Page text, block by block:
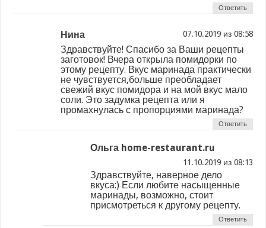
Ответить
Нина из
Здравствуйте! Спасибо за Ваши рецепты
заготовок! Вчера открыла помидорки по
этому рецепту. Вкус маринада практически
не чувствуется,больше преобладает
свежий вкус помидора и на мой вкус мало
соли. Это задумка рецепта или я
промахнулась с пропорциями маринада?
Ответить
Ольга home-restaurant.ru
из
Здравствуйте, наверное дело
вкуса:) Если любите насыщенные
маринады, возможно, стоит
присмотреться к другому рецепту.
Ответить